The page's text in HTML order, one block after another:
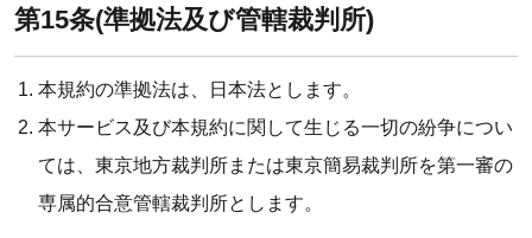
第15条(準拠法及び管轄裁判所)
本規約の準拠法は、日本法とします。
本サービス及び本規約に関して生じる一切の紛争につい
ては、東京地方裁判所または東京簡易裁判所を第一審の
専属的合意管轄裁判所とします。